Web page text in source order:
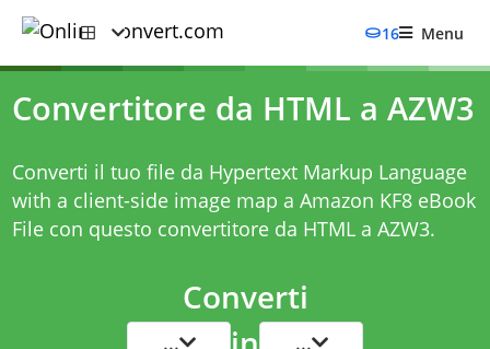
16 Menu
Convertitore da HTML a AZW3
Converti il tuo file da Hypertext Markup Language
with a client-side image map a Amazon KF8 eBook
File con questo convertitore da HTML a AZW3.
Converti
... ...